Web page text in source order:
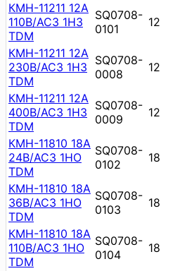
КМН-11211 12А
110В/АС3 1НЗ
TDM
SQ0708-
0101
12
КМН-11211 12А
230В/АС3 1НЗ
TDM
SQ0708-
0008
12
КМН-11211 12А
400В/АС3 1НЗ
TDM
SQ0708-
0009
12
КМН-11810 18А
24В/АС3 1НО
TDM
SQ0708-
0102
18
КМН-11810 18А
36В/АС3 1НО
TDM
SQ0708-
0103
18
КМН-11810 18А
110В/АС3 1НО
TDM
SQ0708-
0104
18